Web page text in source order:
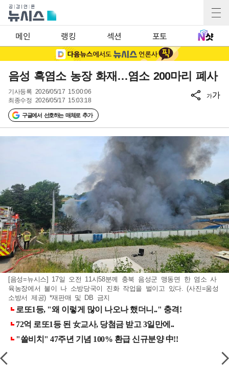
메인 랭킹 섹션 포토
음성 흑염소 농장 화재…염소 200마리 폐사
기사등록 2026/05/17 15:00:06
최종수정 2026/05/17 15:03:18
구글에서 선호하는 매체로 추가
가가
[음성=뉴시스] 17일 오전 11시58분께 충북 음성군 맹동면 한 염소 사
육농장에서 불이 나 소방당국이 진화 작업을 벌이고 있다. (사진=움성
소방서 제공) *재판매 및 DB 금지